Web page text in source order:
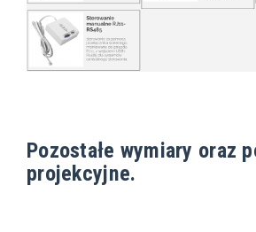
Pozostałe wymiary oraz
projekcyjne.